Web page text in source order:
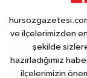
ve ilçelerimizden
şekilde
hazırladığımız
ilçelerimizin